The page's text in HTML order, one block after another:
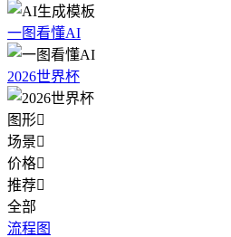
一图看懂AI
2026世界杯
图形
场景
价格
推荐
全部
流程图